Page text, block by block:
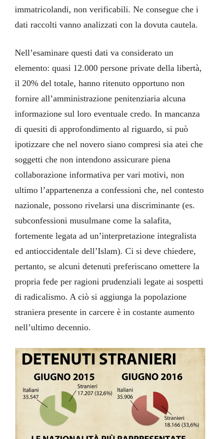
immatricolandi, non verificabili. Ne consegue che i
dati raccolti vanno analizzati con la dovuta cautela.
Nell’esaminare questi dati va considerato un
elemento: quasi 12.000 persone private della libertà,
il 20% del totale, hanno ritenuto opportuno non
fornire all’amministrazione penitenziaria alcuna
informazione sul loro eventuale credo. In mancanza
di quesiti di approfondimento al riguardo, si può
ipotizzare che nel novero siano compresi sia atei che
soggetti che non intendono assicurare piena
collaborazione informativa per vari motivi, non
ultimo l’appartenenza a confessioni che, nel contesto
nazionale, possono rivelarsi una discriminante (es.
subconfessioni musulmane come la salafita,
fortemente legata ad un’interpretazione integralista
ed antioccidentale dell’Islam). Ci si deve chiedere,
pertanto, se alcuni detenuti preferiscano omettere la
propria fede per ragioni prudenziali legate ai sospetti
di radicalismo. A ciò si aggiunga la popolazione
straniera presente in carcere è in costante aumento
nell’ultimo decennio.